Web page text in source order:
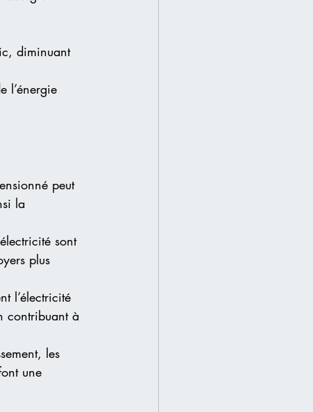
diminuant
l’énergie
peut
la
sont
plus
l’électricité
contribuant à
les
une